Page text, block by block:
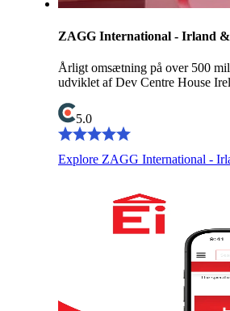
ZAGG International - Irland
Årligt omsætning på over 500
udviklet af Dev Centre House
5.0
Explore ZAGG International -